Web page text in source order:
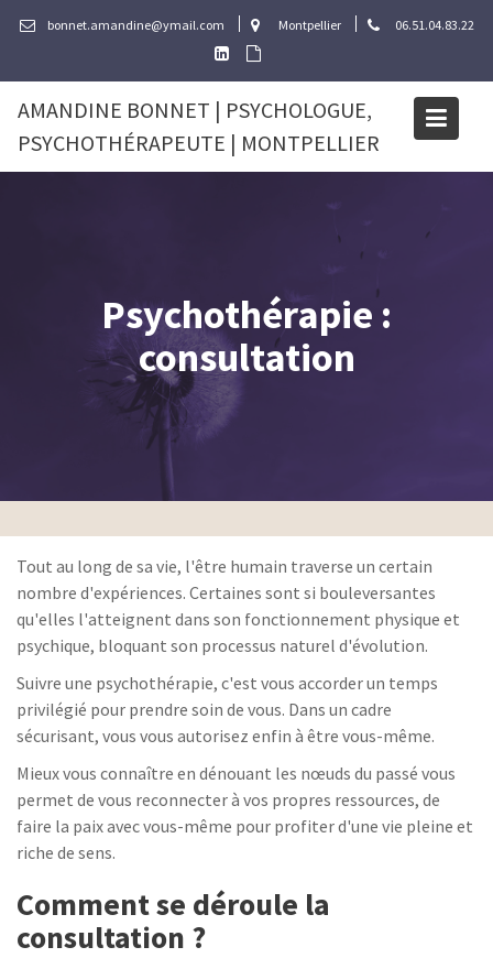
bonnet.amandine@ymail.com Montpellier 06.51.04.83.22
AMANDINE BONNET | PSYCHOLOGUE,
PSYCHOTHÉRAPEUTE | MONTPELLIER
Psychothérapie :
consultation
Tout au long de sa vie, l'être humain traverse un certain
nombre d'expériences. Certaines sont si bouleversantes
qu'elles l'atteignent dans son fonctionnement physique et
psychique, bloquant son processus naturel d'évolution.
Suivre une psychothérapie, c'est vous accorder un temps
privilégié pour prendre soin de vous. Dans un cadre
sécurisant, vous vous autorisez enfin à être vous-même.
Mieux vous connaître en dénouant les nœuds du passé vous
permet de vous reconnecter à vos propres ressources, de
faire la paix avec vous-même pour profiter d'une vie pleine et
riche de sens.
Comment se déroule la
consultation ?